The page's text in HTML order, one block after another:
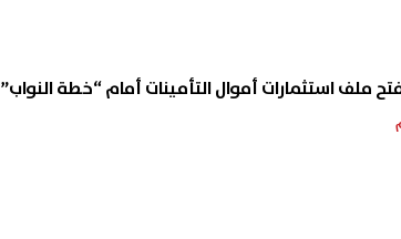
ملف استثمارات أموال التأمينات أمام “خطة النواب”